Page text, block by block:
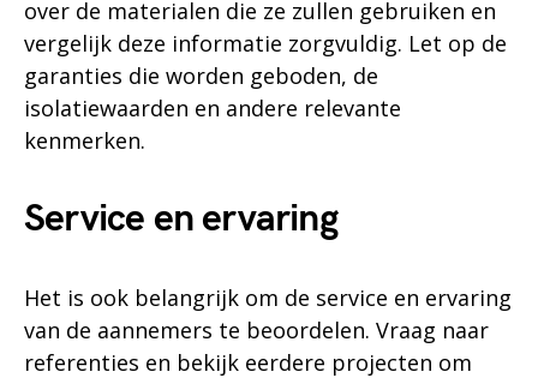
over de materialen die ze zullen gebruiken en
vergelijk deze informatie zorgvuldig. Let op de
garanties die worden geboden, de
isolatiewaarden en andere relevante
kenmerken.
Service en ervaring
Het is ook belangrijk om de service en ervaring
van de aannemers te beoordelen. Vraag naar
referenties en bekijk eerdere projecten om